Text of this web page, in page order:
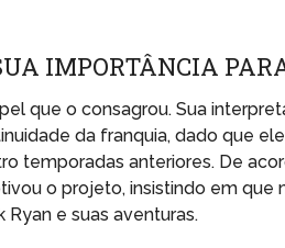
IMPORTÂNCIA
que o consagrou. Sua
da franquia, dado que
temporadas anteriores. De
o projeto, insistindo em que
e suas aventuras.